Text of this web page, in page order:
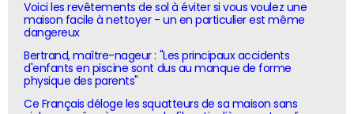
Voici les revêtements de sol à éviter si vous voulez une
maison facile à nettoyer - un en particulier est même
dangereux
Bertrand, maître-nageur : "Les principaux accidents
d'enfants en piscine sont dus au manque de forme
physique des parents"
Ce Français déloge les squatteurs de sa maison sans